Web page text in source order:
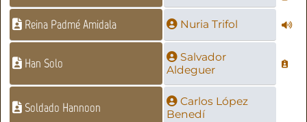
Reina Padmé Amidala Nuria Trifol
Han Solo
Salvador
Aldeguer
Soldado Hannoon
Carlos López
Benedí